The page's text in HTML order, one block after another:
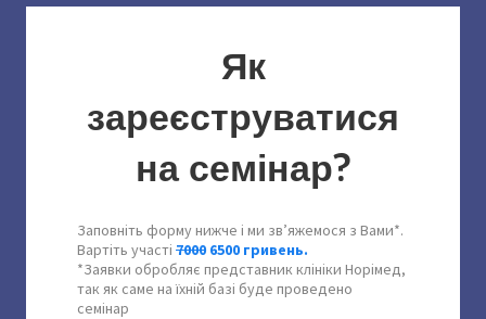
Як
зареєструватися
на семінар?
Заповніть форму нижче і ми звʼяжемося з Вами*.
Вартіть участі 7000 6500 гривень.
*Заявки обробляє представник клініки Норімед,
так як саме на їхній базі буде проведено
семінар